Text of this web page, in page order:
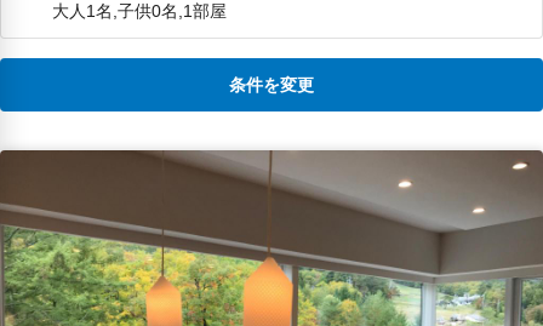
大人1名,子供0名,1部屋
条件を変更